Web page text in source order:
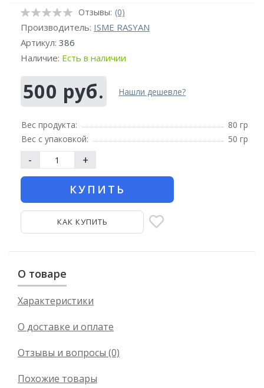
Отзывы: (0)
Производитель: ISME RASYAN
Артикул: 386
Наличие: Есть в наличии
500 руб. Нашли дешевле?
Вес продукта:
80 гр
Вес с упаковкой:
50 гр
- +
КУПИТЬ
КАК КУПИТЬ
О товаре
Характеристики
О доставке и оплате
Отзывы и вопросы (0)
Похожие товары